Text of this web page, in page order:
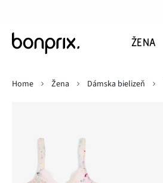
ŽENA
Home
Žena Dámska bielizeň